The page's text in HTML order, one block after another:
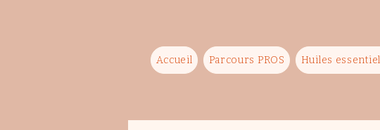
Accueil Parcours PROS Huiles